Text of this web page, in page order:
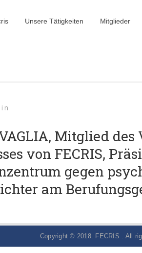
Unsere Tätigkeiten Mitglieder
Mitglied
von FECRIS,
gegen
am
Copyright © 2018. FECRIS . All